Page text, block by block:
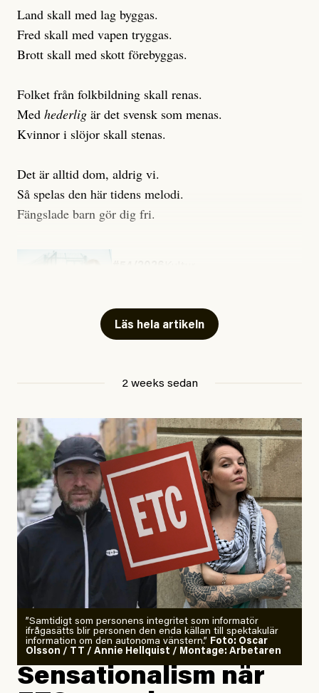
Land skall med lag byggas.
Fred skall med vapen tryggas.
Brott skall med skott förebyggas.
Folket från folkbildning skall renas.
Med hederlig är det svensk som menas.
Kvinnor i slöjor skall stenas.
Det är alltid dom, aldrig vi.
Så spelas den här tidens melodi.
Fängslade barn gör dig fri.
Läs hela artikeln
2 weeks sedan
”Samtidigt som personens integritet som informatör
ifrågasätts blir personen den enda källan till spektakulär
information om den autonoma vänstern.” Foto: Oscar
Olsson / TT / Annie Hellquist / Montage: Arbetaren
Sensationalism när